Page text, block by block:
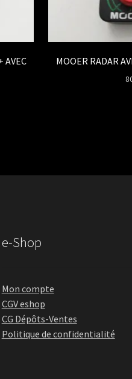
AVEC
MOOER RADAR
e-Shop
Mon compte
CGV eshop
CG Dépôts-Ventes
Politique de confidentialité